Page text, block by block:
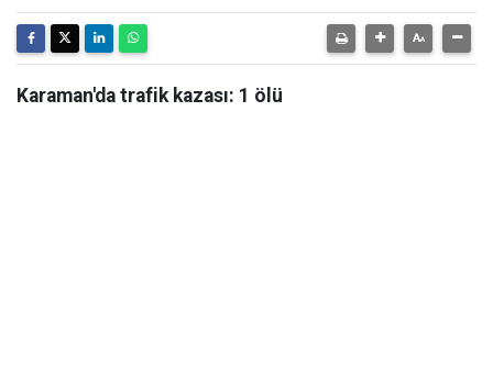
Karaman'da trafik kazası: 1 ölü